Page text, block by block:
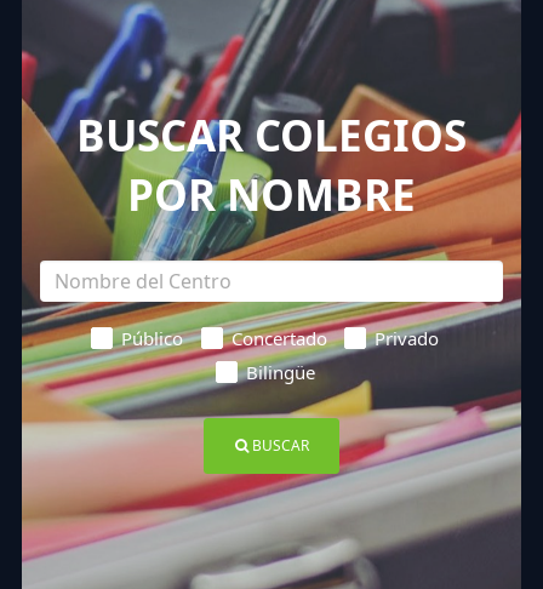
BUSCAR COLEGIOS
POR NOMBRE
Público Concertado
Privado
Bilingüe
BUSCAR